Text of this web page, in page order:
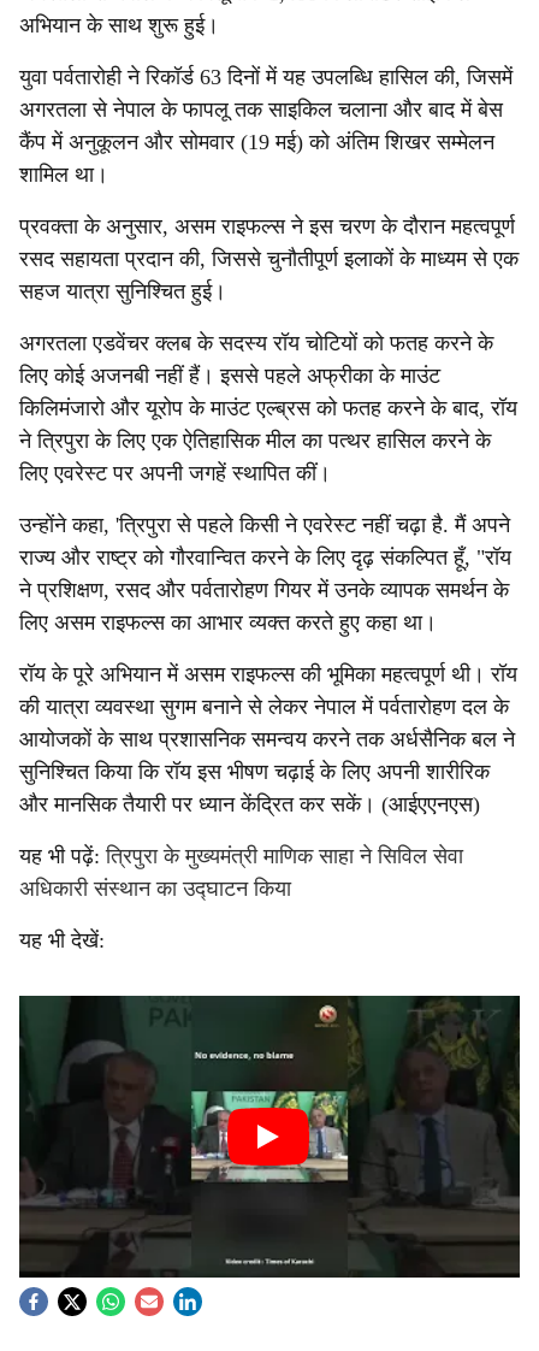
अभियान के साथ शुरू हुई।
युवा पर्वतारोही ने रिकॉर्ड 63 दिनों में यह उपलब्धि हासिल की, जिसमें
अगरतला से नेपाल के फापलू तक साइकिल चलाना और बाद में बेस
कैंप में अनुकूलन और सोमवार (19 मई) को अंतिम शिखर सम्मेलन
शामिल था।
प्रवक्ता के अनुसार, असम राइफल्स ने इस चरण के दौरान महत्वपूर्ण
रसद सहायता प्रदान की, जिससे चुनौतीपूर्ण इलाकों के माध्यम से एक
सहज यात्रा सुनिश्चित हुई।
अगरतला एडवेंचर क्लब के सदस्य रॉय चोटियों को फतह करने के
लिए कोई अजनबी नहीं हैं। इससे पहले अफ्रीका के माउंट
किलिमंजारो और यूरोप के माउंट एल्ब्रस को फतह करने के बाद, रॉय
ने त्रिपुरा के लिए एक ऐतिहासिक मील का पत्थर हासिल करने के
लिए एवरेस्ट पर अपनी जगहें स्थापित कीं।
उन्होंने कहा, 'त्रिपुरा से पहले किसी ने एवरेस्ट नहीं चढ़ा है. मैं अपने
राज्य और राष्ट्र को गौरवान्वित करने के लिए दृढ़ संकल्पित हूँ, "रॉय
ने प्रशिक्षण, रसद और पर्वतारोहण गियर में उनके व्यापक समर्थन के
लिए असम राइफल्स का आभार व्यक्त करते हुए कहा था।
रॉय के पूरे अभियान में असम राइफल्स की भूमिका महत्वपूर्ण थी। रॉय
की यात्रा व्यवस्था सुगम बनाने से लेकर नेपाल में पर्वतारोहण दल के
आयोजकों के साथ प्रशासनिक समन्वय करने तक अर्धसैनिक बल ने
सुनिश्चित किया कि रॉय इस भीषण चढ़ाई के लिए अपनी शारीरिक
और मानसिक तैयारी पर ध्यान केंद्रित कर सकें। (आईएएनएस)
यह भी पढ़ें:त्रिपुरा के मुख्यमंत्री माणिक साहा ने सिविल सेवा
अधिकारी संस्थान का उद्घाटन किया
यह भी देखें: